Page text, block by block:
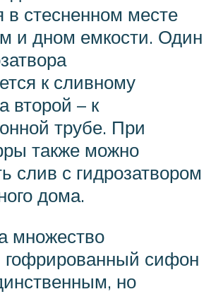
в стесненном месте
и дном емкости. Один
к сливному
второй – к
трубе. При
также можно
слив с гидрозатвором
дома.
множество
гофрированный сифон
но